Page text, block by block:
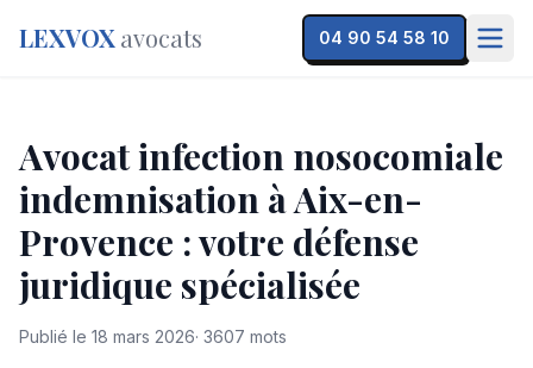
LEXVOX avocats 04 90 54 58 10
Avocat infection nosocomiale
indemnisation à Aix-en-
Provence : votre défense
juridique spécialisée
Publié le 18 mars 2026· 3607 mots